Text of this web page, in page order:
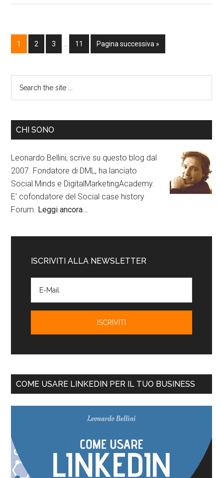
1 2 3 11 Pagina successiva »
CHI SONO
Leonardo Bellini, scrive su questo blog dal
2007. Fondatore di DML, ha lanciato
Social Minds e DigitalMarketingAcademy.
E' cofondatore del Social case history
Forum. Leggi ancora…
ISCRIVITI ALLA NEWSLETTER
COME USARE LINKEDIN PER IL TUO BUSINESS